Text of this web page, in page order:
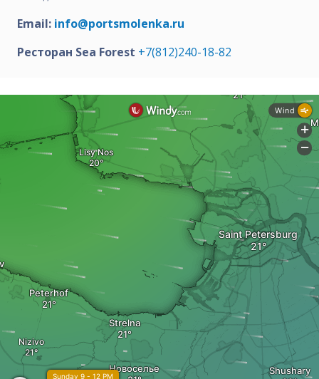
Email: info@portsmolenka.ru
Ресторан Sea Forest +7(812)240-18-82